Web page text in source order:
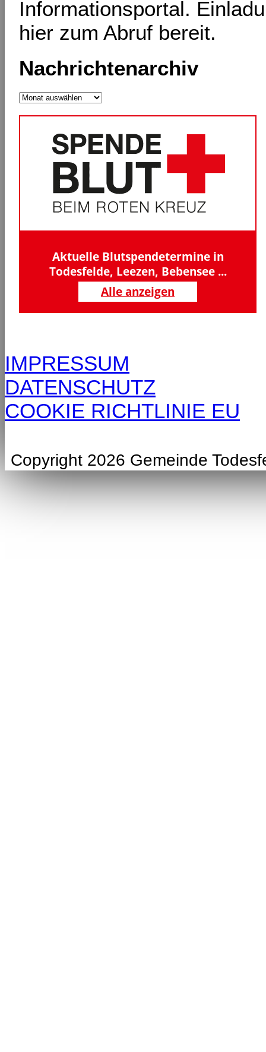
Informationsportal.
hier zum Abruf bereit.
Nachrichtenarchiv
Nachrichtenarchiv
Aktuelle Blutspendetermine in
Todesfelde, Leezen, Bebensee ...
Alle anzeigen
IMPRESSUM
DATENSCHUTZ
COOKIE RICHTLINIE EU
Copyright 2026 Gemeinde